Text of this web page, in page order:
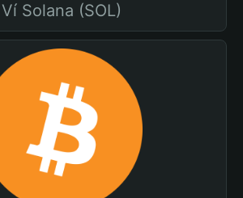
Ví Solana (SOL)